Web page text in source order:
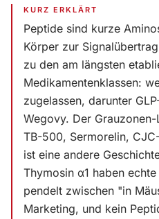
KURZ ERKLÄRT
Peptide sind kurze
Körper zur
zu den am längsten
Medikamentenklassen:
zugelassen, darunter
Wegovy. Der
TB-500, Sermorelin,
ist eine andere
Thymosin α1 haben
pendelt zwischen "in
Marketing, und kein